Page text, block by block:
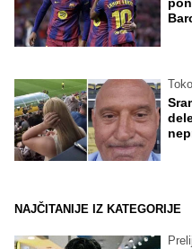
NAJČITANIJE IZ KATEGORIJE